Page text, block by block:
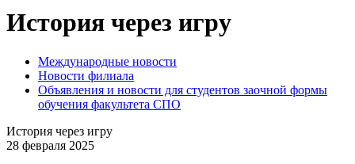
История через игру
Международные новости
Новости филиала
Объявления и новости для студентов заочной формы
обучения факультета СПО
История через игру
28 февраля 2025